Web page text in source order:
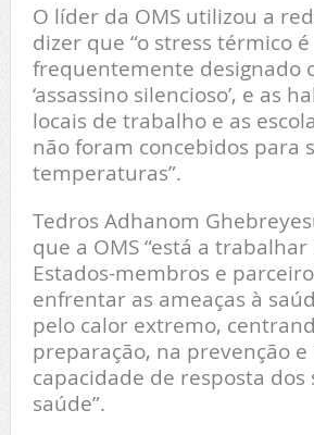
O líder da OMS utilizou a
dizer que “o stress térmico é
frequentemente designado
‘assassino silencioso’, e as
locais de trabalho e as
não foram concebidos para
temperaturas”.
Tedros Adhanom
que a OMS “está a trabalhar
Estados-membros e
enfrentar as ameaças à
pelo calor extremo,
preparação, na prevenção
capacidade de resposta dos
saúde”.